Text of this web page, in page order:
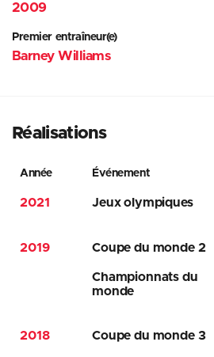
2009
Premier entraîneur(e)
Barney Williams
Réalisations
Année Événement
2021 Jeux olympiques
2019 Coupe du monde 2
Championnats du
monde
2018 Coupe du monde 3